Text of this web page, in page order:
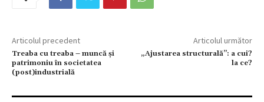
Articolul precedent
Treaba cu treaba – muncă și
patrimoniu în societatea
(post)industrială
Articolul următor
„Ajustarea structurală”: a cui?
la ce?